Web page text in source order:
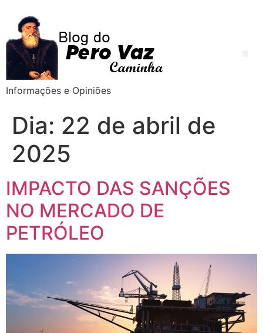
Informações e Opiniões
Dia: 22 de abril de
2025
IMPACTO DAS SANÇÕES
NO MERCADO DE
PETRÓLEO